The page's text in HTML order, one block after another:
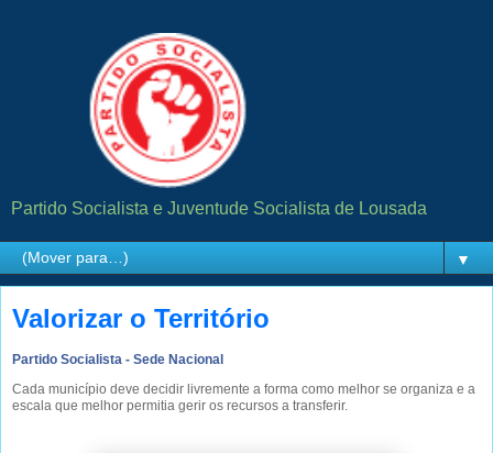
Partido Socialista e Juventude Socialista de Lousada
▼
Valorizar o Território
Partido Socialista - Sede Nacional
Cada município deve decidir livremente a forma como melhor se organiza e a
escala que melhor permitia gerir os recursos a transferir.